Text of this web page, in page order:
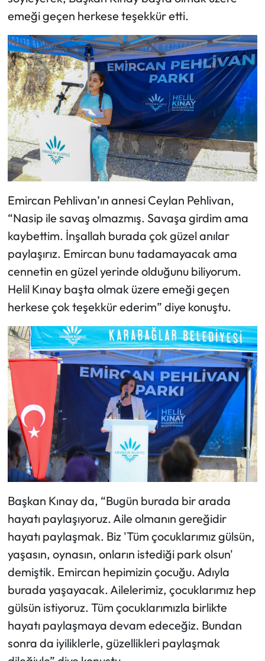
emeği geçen herkese teşekkür etti.
Emircan Pehlivan’ın annesi Ceylan Pehlivan,
“Nasip ile savaş olmazmış. Savaşa girdim ama
kaybettim. İnşallah burada çok güzel anılar
paylaşırız. Emircan bunu tadamayacak ama
cennetin en güzel yerinde olduğunu biliyorum.
Helil Kınay başta olmak üzere emeği geçen
herkese çok teşekkür ederim” diye konuştu.
Başkan Kınay da, “Bugün burada bir arada
hayatı paylaşıyoruz. Aile olmanın gereğidir
hayatı paylaşmak. Biz 'Tüm çocuklarımız gülsün,
yaşasın, oynasın, onların istediği park olsun'
demiştik. Emircan hepimizin çocuğu. Adıyla
burada yaşayacak. Ailelerimiz, çocuklarımız hep
gülsün istiyoruz. Tüm çocuklarımızla birlikte
hayatı paylaşmaya devam edeceğiz. Bundan
sonra da iyiliklerle, güzellikleri paylaşmak